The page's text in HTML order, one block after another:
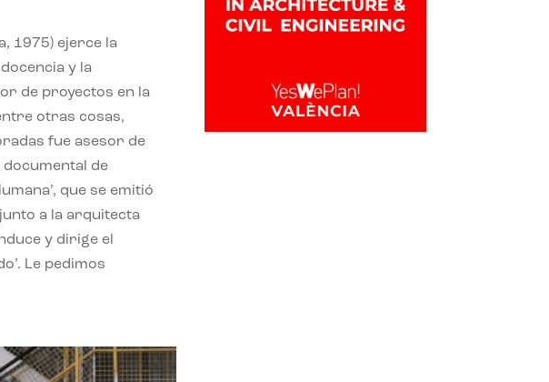
1975) ejerce la
y la
de proyectos en la
otras cosas,
fue asesor de
de
que se emitió
a la arquitecta
y dirige el
Le pedimos